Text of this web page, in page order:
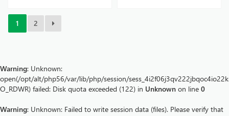
1 2
Warning: Unknown:
open(/opt/alt/php56/var/lib/php/session/
O_RDWR) failed: Disk quota exceeded (122) in Unknown on line 0
Warning: Unknown: Failed to write session data (files). Please verify that